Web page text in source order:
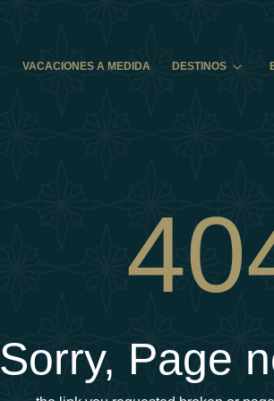
VACACIONES A MEDIDA
DESTINOS
Sorry, Page